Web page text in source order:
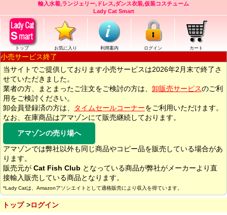
輸入水着,ランジェリー,ドレス,ダンス衣装,仮装コスチューム
Lady Cat Smart
トップ お気に入り 利用案内 ログイン カート
小売サービス終了
当サイトでご提供しております小売サービスは2026年2月末で終了さ
せていただきました。
業者の方、まとまったご注文をご検討の方は、 卸販売サービスのご利
用をご検討ください。
卸会員登録済の方は、
タイムセールコーナーをご利用いただけます。
なお、在庫商品はアマゾンにて販売継続しております。
アマゾンの売り場へ
アマゾンでは弊社以外も同じ商品やコピー品を販売している場合があ
ります。
販売元が Cat Fish Club となっている商品が弊社がメーカーより直
接輸入販売している商品となります。
*Lady Catは、Amazonアソシエイトとして適格販売により収入を得ています。
トップ
ログイン